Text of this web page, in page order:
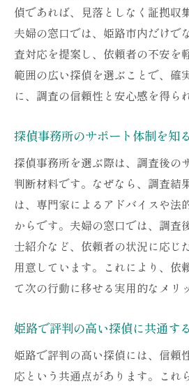
偵であれば、見落としなく証拠収
夫婦の窓口では、姫路市内だけで
査対応を提案し、依頼者の不安を
範囲の広い探偵を選ぶことで、確
に、調査の信頼性と安心感を得ら
探偵事務所のサポート体制を知
探偵事務所を選ぶ際は、調査後の
判断材料です。なぜなら、調査結
は、専門家によるアドバイスや法
からです。夫婦の窓口では、調査
士紹介など、依頼者の状況に応じ
用意しています。これにより、依
て次の行動に移せる実用的なメリ
姫路で評判の高い探偵に共通す
姫路で評判の高い探偵には、信頼
応という共通点があります。これ